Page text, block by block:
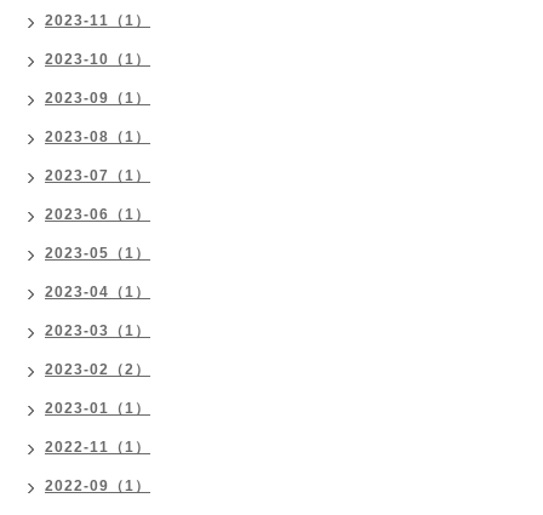
2023-11（1）
2023-10（1）
2023-09（1）
2023-08（1）
2023-07（1）
2023-06（1）
2023-05（1）
2023-04（1）
2023-03（1）
2023-02（2）
2023-01（1）
2022-11（1）
2022-09（1）